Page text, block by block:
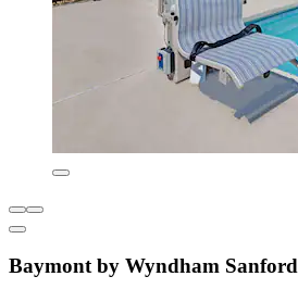
Baymont by Wyndham Sanford